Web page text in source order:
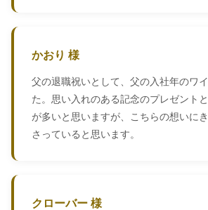
かおり 様
父の退職祝いとして、父の入社年のワ
た。思い入れのある記念のプレゼント
が多いと思いますが、こちらの想いに
さっていると思います。
クローバー 様